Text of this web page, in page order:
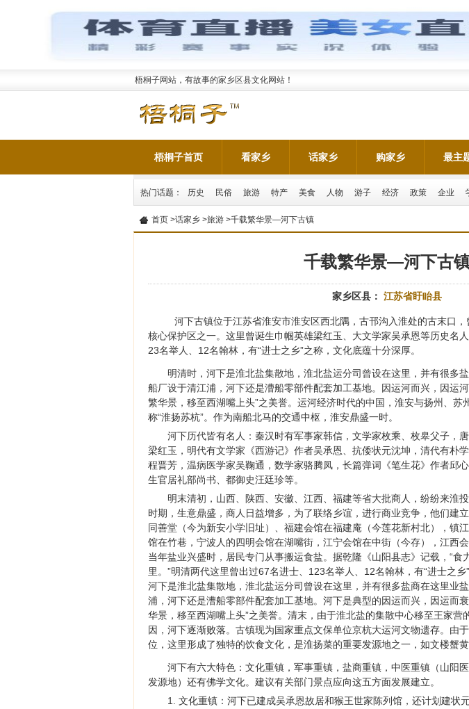
梧桐子网站，有故事的家乡区县文化网站！
梧桐子首页 看家乡 话家乡 购家乡 最主
热门话题： 历史 民俗 旅游 特产 美食 人物 游子 经济 政策 企业
首页 >话家乡 >旅游 >千载繁华景—河下古镇
千载繁华景—河下古
家乡区县： 江苏省盱眙县
河下古镇位于江苏省淮安市淮安区西北隅，古邗沟入淮处的古末口
核心保护区之一。这里曾诞生巾帼英雄梁红玉、大文学家吴承恩等历史名
23名举人、12名翰林，有“进士之乡”之称，文化底蕴十分深厚。
明清时，河下是淮北盐集散地，淮北盐运分司曾设在这里，并有很多
船厂设于清江浦，河下还是漕船零部件配套加工基地。因运河而兴，因运
繁华景，移至西湖嘴上头”之美誉。运河经济时代的中国，淮安与扬州、苏
称“淮扬苏杭”。作为南船北马的交通中枢，淮安鼎盛一时。
河下历代皆有名人：秦汉时有军事家韩信，文学家枚乘、枚皋父子，
梁红玉，明代有文学家《西游记》作者吴承恩、抗倭状元沈坤，清代有朴
程晋芳，温病医学家吴鞠通，数学家骆腾凤，长篇弹词《笔生花》作者邱
生官居礼部尚书、都御史汪廷珍等。
明末清初，山西、陕西、安徽、江西、福建等省大批商人，纷纷来淮
时期，生意鼎盛，商人日益增多，为了联络乡谊，进行商业竞争，他们建
同善堂（今为新安小学旧址）、福建会馆在福建庵（今莲花新村北），镇
馆在竹巷，宁波人的四明会馆在湖嘴街，江宁会馆在中街（今存），江西
当年盐业兴盛时，居民专门从事搬运食盐。据乾隆《山阳县志》记载，“食
里。”明清两代这里曾出过67名进士、123名举人、12名翰林，有“进士之乡
河下是淮北盐集散地，淮北盐运分司曾设在这里，并有很多盐商在这里业
浦，河下还是漕船零部件配套加工基地。河下是典型的因运而兴，因运而
华景，移至西湖嘴上头”之美誉。清末，由于淮北盐的集散中心移至王家营
因，河下逐渐败落。古镇现为国家重点文保单位京杭大运河文物遗存。由
位，这里形成了独特的饮食文化，是淮扬菜的重要发源地之一，如文楼蟹黄
河下有六大特色：文化重镇，军事重镇，盐商重镇，中医重镇（山阳
发源地）还有佛学文化。建议有关部门景点应向这五方面发展建立。
1. 文化重镇：河下已建成吴承恩故居和猴王世家陈列馆，还计划建状